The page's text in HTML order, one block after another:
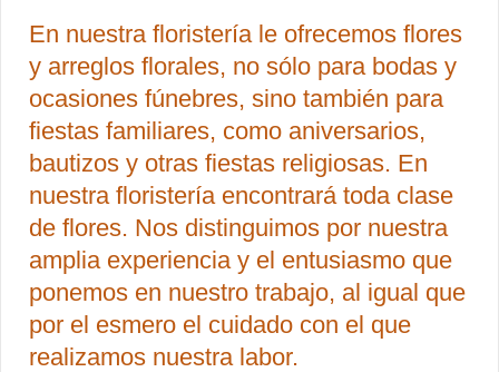
En nuestra floristería le ofrecemos flores
y arreglos florales, no sólo para bodas y
ocasiones fúnebres, sino también para
fiestas familiares, como aniversarios,
bautizos y otras fiestas religiosas. En
nuestra floristería encontrará toda clase
de flores. Nos distinguimos por nuestra
amplia experiencia y el entusiasmo que
ponemos en nuestro trabajo, al igual que
por el esmero el cuidado con el que
realizamos nuestra labor.